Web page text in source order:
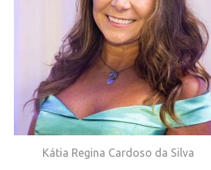
Kátia Regina Cardoso da Silva